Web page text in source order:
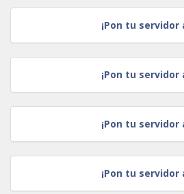
¡Pon tu servidor
¡Pon tu servidor
¡Pon tu servidor
¡Pon tu servidor